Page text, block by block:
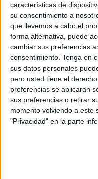
características de
su consentimiento a
que llevemos a cabo el
forma alternativa, puede
cambiar sus preferencias
consentimiento. Tenga en
sus datos personales
pero usted tiene el
preferencias se aplicarán
sus preferencias o retirar
momento volviendo a este
"Privacidad" en la parte
Tretze
12a edició de la
Un total de tretze
edició de la Run4Cancer,
Fundació Oncolliga